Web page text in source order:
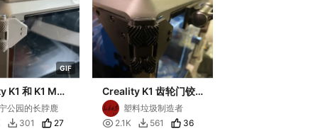
GIF
K1 和 K1 Max
轮打印到位
公园的长脖鹿
 301 27
Creality K1 齿轮门铰
链（搬运）
塑料垃圾制造者
 2.1K  561 36